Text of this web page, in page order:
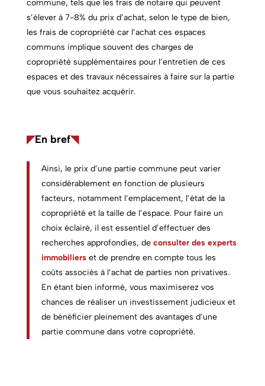
commune, tels que les frais de notaire qui peuvent
s’élever à 7-8% du prix d’achat, selon le type de bien,
les frais de copropriété car l’achat ces espaces
communs implique souvent des charges de
copropriété supplémentaires pour l’entretien de ces
espaces et des travaux nécessaires à faire sur la partie
que vous souhaitez acquérir.
◤En bref◥
Ainsi, le prix d’une partie commune peut varier
considérablement en fonction de plusieurs
facteurs, notamment l’emplacement, l’état de la
copropriété et la taille de l’espace. Pour faire un
choix éclairé, il est essentiel d’effectuer des
recherches approfondies, de consulter des experts
immobilierset de prendre en compte tous les
coûts associés à l’achat de parties non privatives.
En étant bien informé, vous maximiserez vos
chances de réaliser un investissement judicieux et
de bénéficier pleinement des avantages d’une
partie commune dans votre copropriété.